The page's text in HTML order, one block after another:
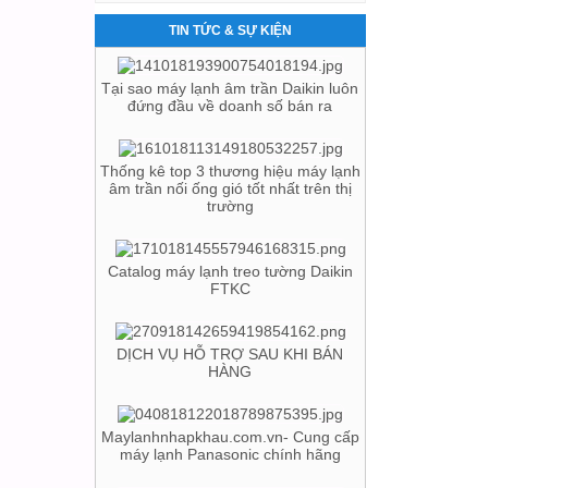
TIN TỨC & SỰ KIỆN
Thống kê top 3 thương hiệu máy lạnh
âm trần nối ống gió tốt nhất trên thị
Catalog máy lạnh treo tường Daikin
FTKC
DỊCH VỤ HỖ TRỢ SAU KHI BÁN
HÀNG
Maylanhnhapkhau.com.vn- Cung cấp
máy lạnh Panasonic chính hãng
Có nên mua máy lạnh LG